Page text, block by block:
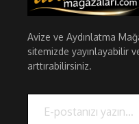
Avize ve Aydınlatma
sitemizde yayınlayabilir
arttırabilirsiniz.
E-postanızı yazın…